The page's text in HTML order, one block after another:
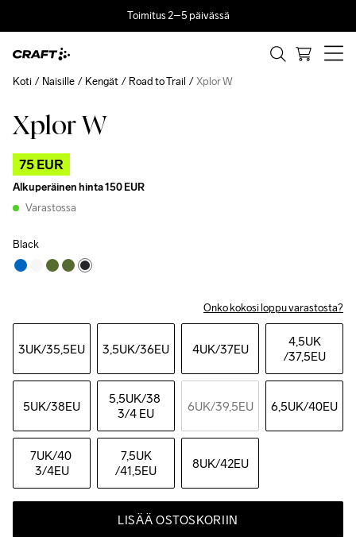
Toimitus 2–5 päivässä
Xplor W
75 EUR
Alkuperäinen hinta150 EUR
Varastossa
Black
Onko kokosi loppu varastosta?
3UK/35,5EU 3,5UK/36EU 4UK/37EU
4,5UK
/37,5EU
5UK/38EU 5,5UK/38
3/4 EU
6UK/39,5EU 6,5UK/40EU
7UK/40
3/4EU
7,5UK
/41,5EU
8UK/42EU
LISÄÄ OSTOSKORIIN
Koti Naisille Kengät Road to Trail Xplor W
Outlet